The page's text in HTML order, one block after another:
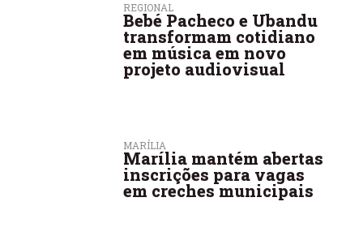
REGIONAL
Bebé Pacheco e Ubandu
transformam cotidiano
em música em novo
projeto audiovisual
MARÍLIA
Marília mantém abertas
inscrições para vagas
em creches municipais